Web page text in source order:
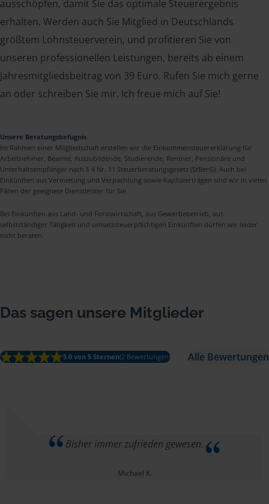
ausschöpfen, damit Sie das optimale Steuerergebnis
erhalten. Werden auch Sie Mitglied in Deutschlands
größtem Lohnsteuerverein, und profitieren Sie von
unseren professionellen Leistungen, bereits ab einem
Jahresmitgliedsbeitrag von 39 Euro. Rufen Sie mich gerne
an oder schreiben Sie mir. Ich freue mich auf Sie!
Unsere Beratungsbefugnis
Im Rahmen einer Mitgliedschaft erstellen wir die Einkommensteuererklärung für
Arbeitnehmer, Beamte, Auszubildende, Studierende, Rentner, Pensionäre und
Unterhaltsempfänger nach § 4 Nr. 11 Steuerberatungsgesetz (StBerG). Auch bei
Einkünften aus Vermietung und Verpachtung sowie Kapitalerträgen sind wir in vielen
Fällen der geeignete Dienstleister für Sie.
Bei Einkünften aus Land- und Forstwirtschaft, aus Gewerbebetrieb, aus
selbstständiger Tätigkeit und umsatzsteuerpflichtigen Einkünften dürfen wir leider
nicht beraten.
Das sagen unsere Mitglieder
5.0 von 5 Sternen(2 Bewertungen) Alle Bewertungen
Bisher immer zufrieden gewesen.
Michael K.